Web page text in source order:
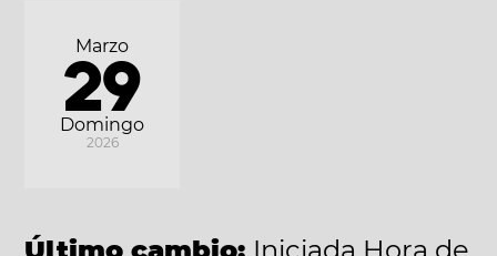
Domingo
Marzo
29
2026
Último cambio: Iniciada Hora de